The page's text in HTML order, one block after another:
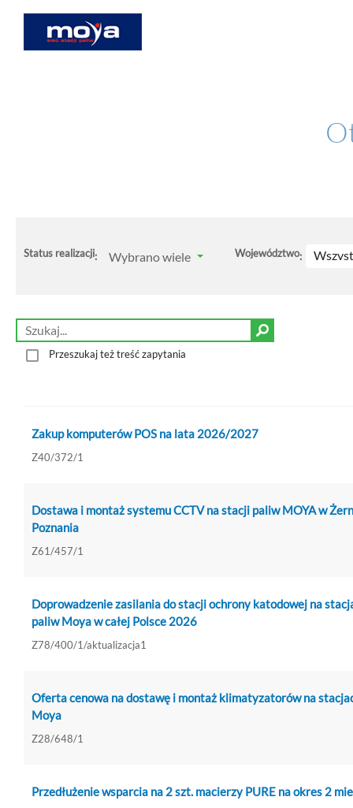
Status realizacji: Wybrano wiele Województwo:
Przeszukaj też treść zapytania
Zakup komputerów POS na lata 2026/2027
Z40/372/1
Dostawa i montaż systemu CCTV na stacji paliw MOYA w
Poznania
Z61/457/1
Doprowadzenie zasilania do stacji ochrony katodowej na
paliw Moya w całej Polsce 2026
Z78/400/1/aktualizacja1
Oferta cenowa na dostawę i montaż klimatyzatorów na
Moya
Z28/648/1
Przedłużenie wsparcia na 2 szt. macierzy PURE na okres 2